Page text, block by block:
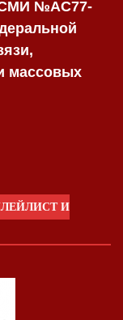
СМИ №AC77-
массовых
И